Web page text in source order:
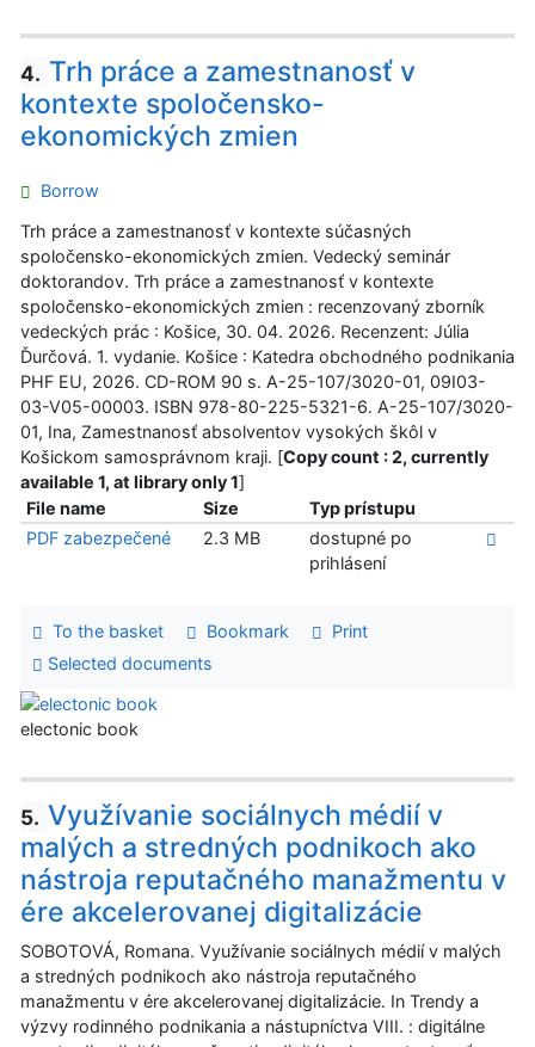
4. Trh práce a zamestnanosť v
kontexte spoločensko-
ekonomických zmien
Borrow
Trh práce a zamestnanosť v kontexte súčasných
spoločensko-ekonomických zmien. Vedecký seminár
doktorandov. Trh práce a zamestnanosť v kontexte
spoločensko-ekonomických zmien : recenzovaný zborník
vedeckých prác : Košice, 30. 04. 2026. Recenzent: Júlia
Ďurčová. 1. vydanie. Košice : Katedra obchodného podnikania
PHF EU, 2026. CD-ROM 90 s. A-25-107/3020-01, 09I03-
03-V05-00003. ISBN 978-80-225-5321-6. A-25-107/3020-
01, Ina, Zamestnanosť absolventov vysokých škôl v
Košickom samosprávnom kraji. [Copy count : 2, currently
available 1, at library only 1]
File name
Size
Typ prístupu
PDF zabezpečené
2.3 MB
dostupné po
prihlásení
To the basket Bookmark
Print
Selected documents
electonic book
5. Využívanie sociálnych médií v
malých a stredných podnikoch ako
nástroja reputačného manažmentu v
ére akcelerovanej digitalizácie
SOBOTOVÁ, Romana. Využívanie sociálnych médií v malých
a stredných podnikoch ako nástroja reputačného
manažmentu v ére akcelerovanej digitalizácie. In Trendy a
výzvy rodinného podnikania a nástupníctva VIII. : digitálne